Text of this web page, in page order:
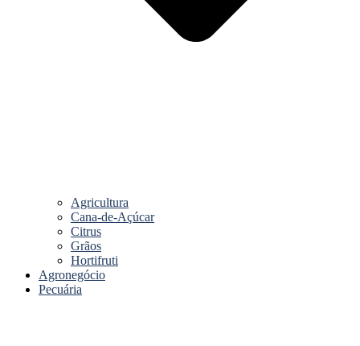
Agricultura
Cana-de-Açúcar
Citrus
Grãos
Hortifruti
Agronegócio
Pecuária